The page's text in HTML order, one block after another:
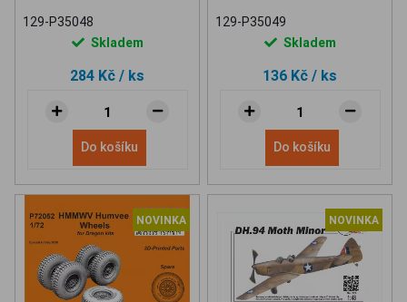
129-P35048
Skladem
284 Kč / ks
Do košíku
129-P35049
Skladem
136 Kč / ks
Do košíku
NOVINKA NOVINKA